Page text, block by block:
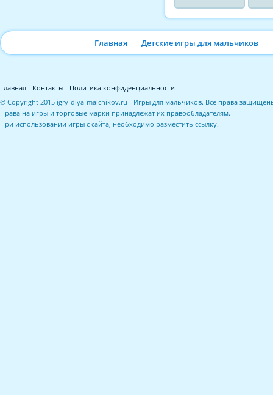
Главная Детские игры для мальчиков
Главная Контакты
Политика конфиденциальности
© Copyright 2015 igry-dlya-malchikov.ru - Игры для мальчиков. Все права
Права на игры и торговые марки принадлежат их правообладателям.
При использовании игры с сайта, необходимо разместить ссылку.